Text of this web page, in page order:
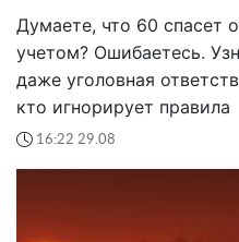
Думаете, что 60 спасет
учетом? Ошибаетесь.
даже уголовная
кто игнорирует правила
16:22 29.08